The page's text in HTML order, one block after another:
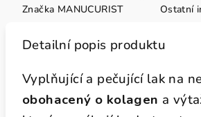
Značka MANUCURIST Ostatní
Detailní popis produktu
Vyplňující a pečující lak na
obohacený o kolagen a